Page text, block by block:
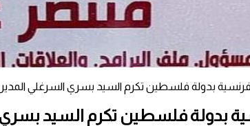
بدولة فلسطين تكرم السيد بسري السرغلي المدير
بدولة فلسطين تكرم السيد بسري